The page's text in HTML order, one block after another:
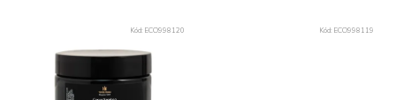
Kód: ECO998120 Kód: ECO998119